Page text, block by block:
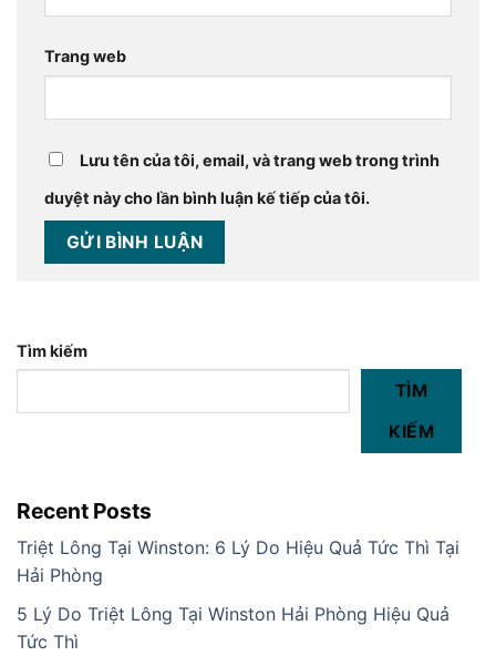
Trang web
Lưu tên của tôi, email, và trang web trong trình
duyệt này cho lần bình luận kế tiếp của tôi.
Tìm kiếm
TÌM
KIẾM
Recent Posts
Triệt Lông Tại Winston: 6 Lý Do Hiệu Quả Tức Thì Tại
Hải Phòng
5 Lý Do Triệt Lông Tại Winston Hải Phòng Hiệu Quả
Tức Thì